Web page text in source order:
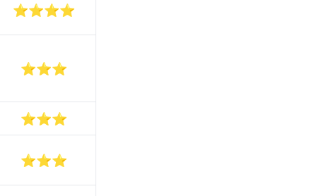
⭐️⭐️⭐️⭐️
⭐️⭐️⭐️
⭐️⭐️⭐️
⭐️⭐️⭐️